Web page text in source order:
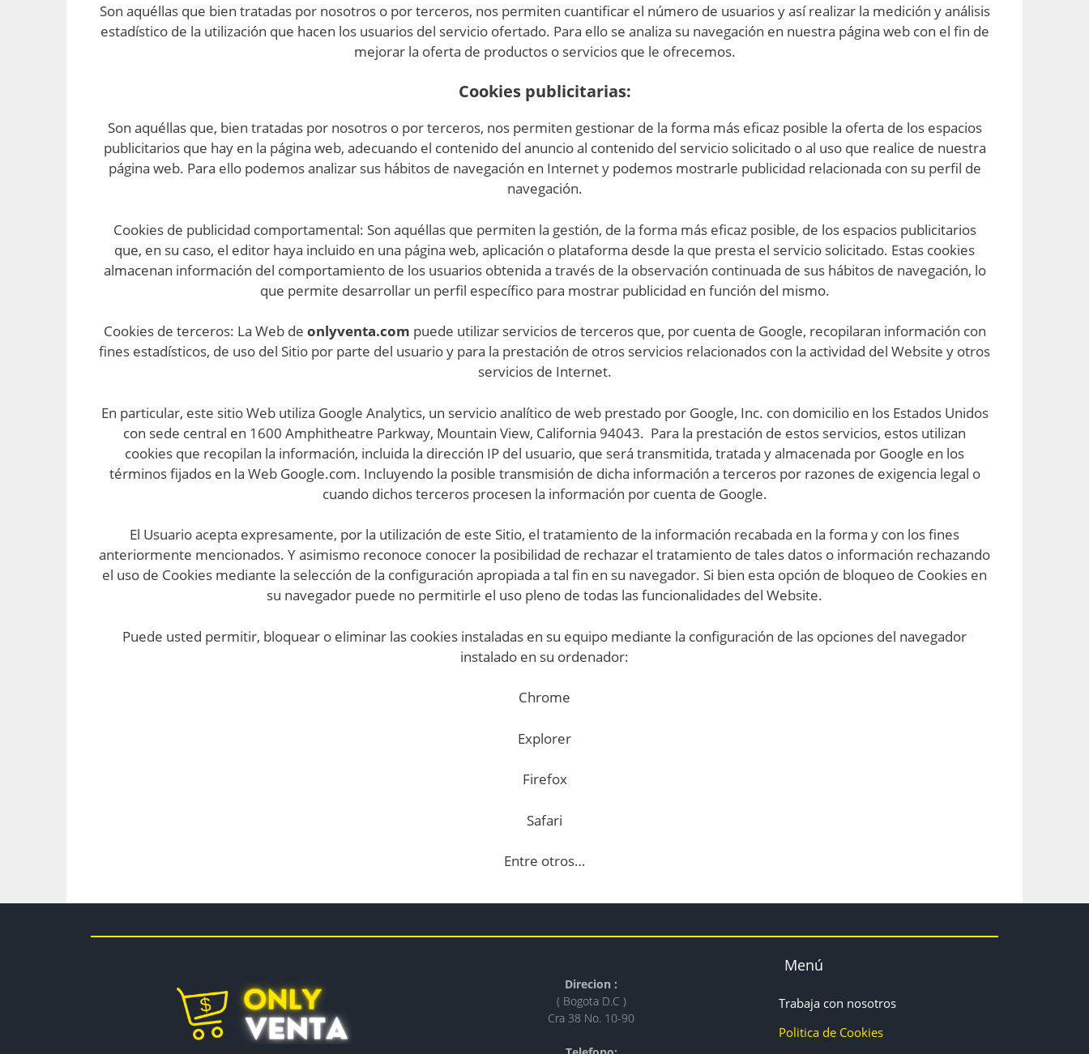
Son aquéllas que bien tratadas por nosotros o por terceros, nos permiten cuantificar el número de usuarios y así realizar la medición y análisis
estadístico de la utilización que hacen los usuarios del servicio ofertado. Para ello se analiza su navegación en nuestra página web con el fin de
mejorar la oferta de productos o servicios que le ofrecemos.
Cookies publicitarias:
Son aquéllas que, bien tratadas por nosotros o por terceros, nos permiten gestionar de la forma más eficaz posible la oferta de los espacios
publicitarios que hay en la página web, adecuando el contenido del anuncio al contenido del servicio solicitado o al uso que realice de nuestra
página web. Para ello podemos analizar sus hábitos de navegación en Internet y podemos mostrarle publicidad relacionada con su perfil de
navegación.
Cookies de publicidad comportamental: Son aquéllas que permiten la gestión, de la forma más eficaz posible, de los espacios publicitarios
que, en su caso, el editor haya incluido en una página web, aplicación o plataforma desde la que presta el servicio solicitado. Estas cookies
almacenan información del comportamiento de los usuarios obtenida a través de la observación continuada de sus hábitos de navegación, lo
que permite desarrollar un perfil específico para mostrar publicidad en función del mismo.
Cookies de terceros: La Web de onlyventa.com puede utilizar servicios de terceros que, por cuenta de Google, recopilaran información con
fines estadísticos, de uso del Sitio por parte del usuario y para la prestación de otros servicios relacionados con la actividad del Website y otros
servicios de Internet.
En particular, este sitio Web utiliza Google Analytics, un servicio analítico de web prestado por Google, Inc. con domicilio en los Estados Unidos
con sede central en 1600 Amphitheatre Parkway, Mountain View, California 94043. Para la prestación de estos servicios, estos utilizan
cookies que recopilan la información, incluida la dirección IP del usuario, que será transmitida, tratada y almacenada por Google en los
términos fijados en la Web Google.com. Incluyendo la posible transmisión de dicha información a terceros por razones de exigencia legal o
cuando dichos terceros procesen la información por cuenta de Google.
El Usuario acepta expresamente, por la utilización de este Sitio, el tratamiento de la información recabada en la forma y con los fines
anteriormente mencionados. Y asimismo reconoce conocer la posibilidad de rechazar el tratamiento de tales datos o información rechazando
el uso de Cookies mediante la selección de la configuración apropiada a tal fin en su navegador. Si bien esta opción de bloqueo de Cookies en
su navegador puede no permitirle el uso pleno de todas las funcionalidades del Website.
Puede usted permitir, bloquear o eliminar las cookies instaladas en su equipo mediante la configuración de las opciones del navegador
instalado en su ordenador:
Chrome
Explorer
Firefox
Safari
Entre otros…
Direcion :
( Bogota D.C )
Cra 38 No. 10-90
Menú
Trabaja con nosotros
Politica de Cookies